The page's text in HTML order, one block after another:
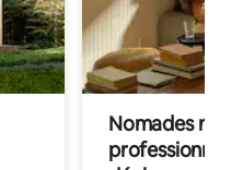
Nomades